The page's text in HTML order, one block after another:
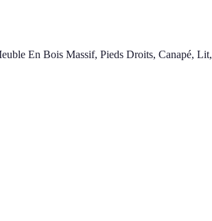
En Bois Massif, Pieds Droits, Canapé,